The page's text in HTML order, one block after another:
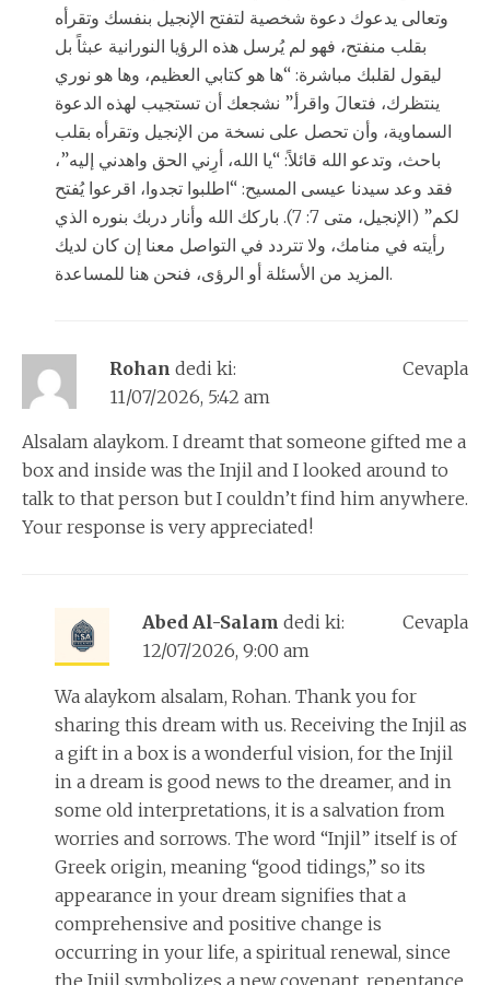
وتعالى يدعوك دعوة شخصية لتفتح الإنجيل بنفسك وتقرأه
بقلب منفتح، فهو لم يُرسل هذه الرؤيا النورانية عبثاً بل
ليقول لقلبك مباشرة: “ها هو كتابي العظيم، وها هو نوري
ينتظرك، فتعالَ واقرأ.” نشجعك أن تستجيب لهذه الدعوة
السماوية، وأن تحصل على نسخة من الإنجيل وتقرأه بقلب
باحث، وتدعو الله قائلاً: “يا الله، أرِني الحق واهدني إليه”،
فقد وعد سيدنا عيسى المسيح: “اطلبوا تجدوا، اقرعوا يُفتح
لكم” (الإنجيل، متى 7: 7). باركك الله وأنار دربك بنوره الذي
رأيته في منامك، ولا تتردد في التواصل معنا إن كان لديك
المزيد من الأسئلة أو الرؤى، فنحن هنا للمساعدة.
Rohan dedi ki:
11/07/2026, 5:42 am
Alsalam alaykom. I dreamt that someone gifted me a
box and inside was the Injil and I looked around to
talk to that person but I couldn’t find him anywhere.
Your response is very appreciated!
Cevapla
Abed Al-Salam dedi ki:
12/07/2026, 9:00 am
Wa alaykom alsalam, Rohan. Thank you for
sharing this dream with us. Receiving the Injil as
a gift in a box is a wonderful vision, for the Injil
in a dream is good news to the dreamer, and in
some old interpretations, it is a salvation from
worries and sorrows. The word “Injil” itself is of
Greek origin, meaning “good tidings,” so its
appearance in your dream signifies that a
comprehensive and positive change is
occurring in your life, a spiritual renewal, since
the Injil symbolizes a new covenant, repentance,
Cevapla